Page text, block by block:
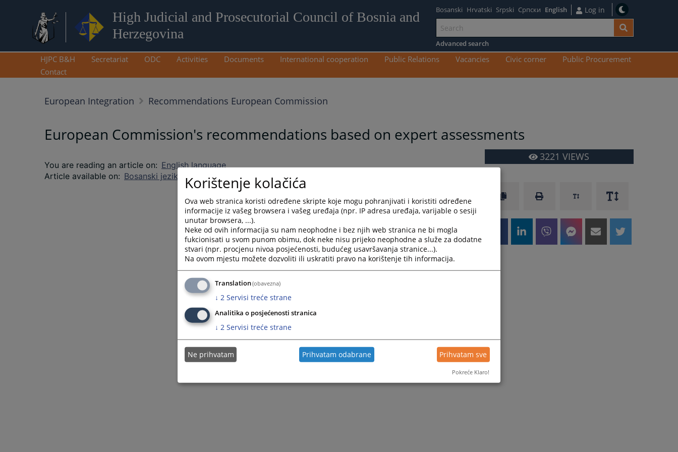
High Judicial and Prosecutorial Council of Bosnia and
Herzegovina
Go
to
main
Bosanski Hrvatski Srpski Српски English Log in
Advanced search
HJPC B&H Secretariat ODC Activities Documents International cooperation Public Relations Vacancies Civic corner
Public Procurement
Contact
European Integration Recommendations European Commission
European Commission's recommendations based on expert assessments
You are reading an article on: English language
Article available on: Bosanski jezik
3221 VIEWS
Korištenje kolačića
Ova web stranica koristi određene skripte koje mogu pohranjivati i koristiti određene
informacije iz vašeg browsera i vašeg uređaja (npr. IP adresa uređaja, varijable o sesiji
unutar browsera, ...).
Neke od ovih informacija su nam neophodne i bez njih web stranica ne bi mogla
fukcionisati u svom punom obimu, dok neke nisu prijeko neophodne a služe za dodatne
stvari (npr. procjenu nivoa posjećenosti, budućeg usavršavanja stranice...).
Na ovom mjestu možete dozvoliti ili uskratiti pravo na korištenje tih informacija.
Translation(obavezna)
↓ 2 Servisi treće strane
Analitika o posjećenosti stranica
↓ 2 Servisi treće strane
Ne prihvatam Prihvatam odabrane Prihvatam sve
Pokreće Klaro!